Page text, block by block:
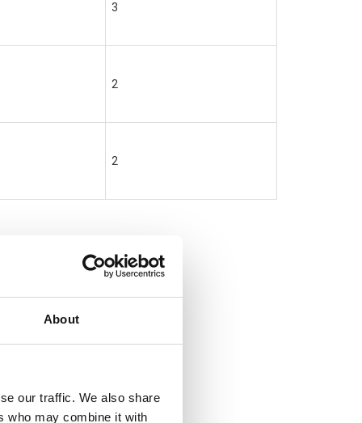
About
our traffic. We also share
who may combine it with
3
2
2